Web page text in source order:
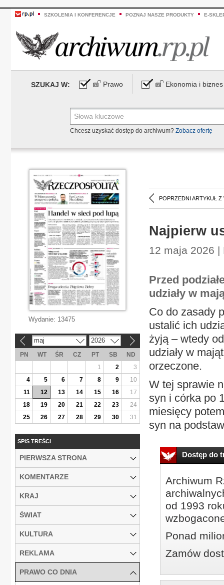
SZKOLENIA I KONFERENCJE POZNAJ NASZE PRODUKTY E-
SZUKAJ W: Prawo Ekonomia i biznes
Chcesz uzyskać dostęp do archiwum? Zobacz ofertę
POPRZEDNI ARTYKUŁ Z
Najpierw
12 maja 2026 |
Przed
udziały w
Co do zasady
ustalić ich
żyją – wtedy
udziały w
orzeczone.
W tej sprawie
syn i córka po
miesięcy
syn na
Dostęp do
Archiwum
od 1993
Ponad
Zamów
Wydanie: 13475
maj 2026
PN WT ŚR CZ PT SB
ND
1
2
3
4
5 6 7 8 9
10
11
12 13 14 15 16
17
18
19 20 21 22 23
24
25
26 27 28 29 30 31
SPIS TREŚCI
PIERWSZA STRONA
KOMENTARZE
KRAJ
ŚWIAT
KULTURA
REKLAMA
PRAWO CO DNIA